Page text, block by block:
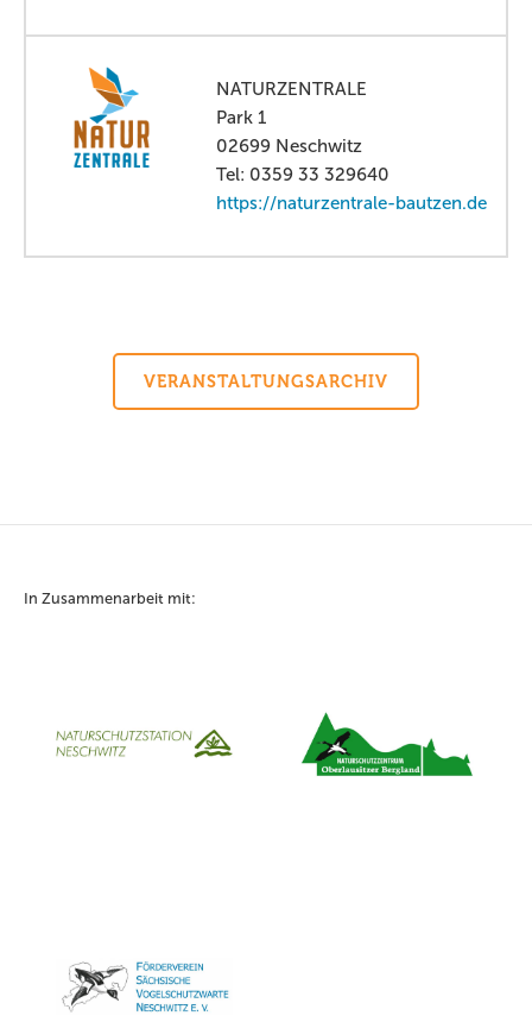
NATURZENTRALE
Park 1
02699 Neschwitz
Tel: 0359 33 329640
https://naturzentrale-bautzen.de
VERANSTALTUNGSARCHIV
In Zusammenarbeit mit: